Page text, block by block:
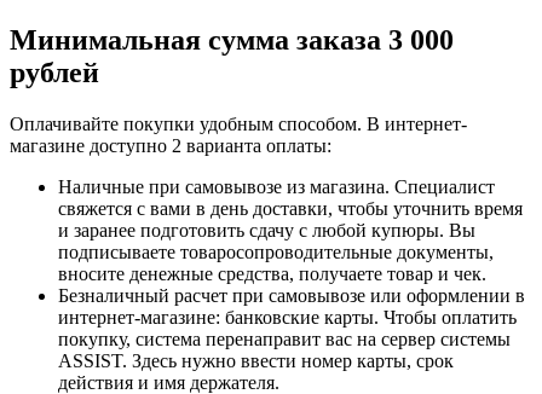
Минимальная сумма заказа 3 000
рублей
Оплачивайте покупки удобным способом. В интернет-
магазине доступно 2 варианта оплаты:
Наличные при самовывозе из магазина. Специалист
свяжется с вами в день доставки, чтобы уточнить время
и заранее подготовить сдачу с любой купюры. Вы
подписываете товаросопроводительные документы,
вносите денежные средства, получаете товар и чек.
Безналичный расчет при самовывозе или оформлении в
интернет-магазине: банковские карты. Чтобы оплатить
покупку, система перенаправит вас на сервер системы
ASSIST. Здесь нужно ввести номер карты, срок
действия и имя держателя.